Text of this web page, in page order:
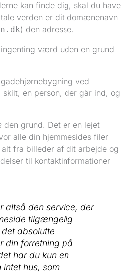
kan finde dig, skal du have
verden er dit domænenavn
) den adresse.
værd uden en grund
den grund. Det er en lejet
alle din hjemmesides filer
fra billeder af dit arbejde og
til kontaktinformationer
altså den service, der
tilgængelig
absolutte
din forretning på
har du kun en
intet hus, som